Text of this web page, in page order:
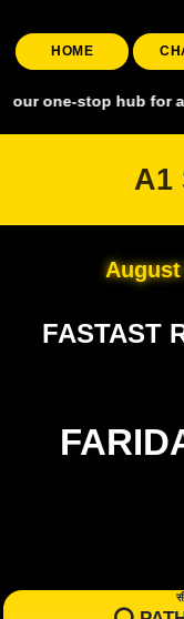
HOME
hub for accurate
A1
August
FASTAST